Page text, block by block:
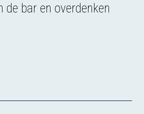
de bar en overdenken